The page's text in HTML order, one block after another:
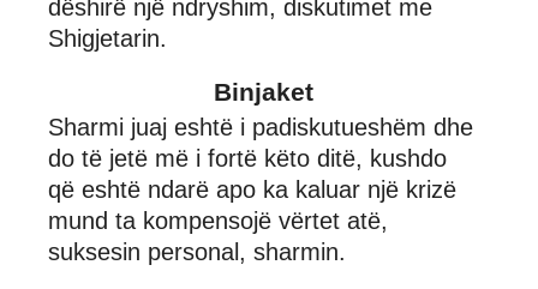
dëshirë një ndryshim, diskutimet me
Shigjetarin.
Binjaket
Sharmi juaj eshtë i padiskutueshëm dhe
do të jetë më i fortë këto ditë, kushdo
që eshtë ndarë apo ka kaluar një krizë
mund ta kompensojë vërtet atë,
suksesin personal, sharmin.